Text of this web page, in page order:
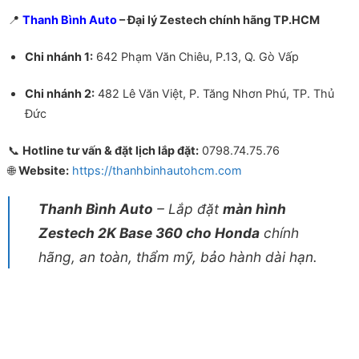
📍 Thanh Bình Auto– Đại lý Zestech chính hãng TP.HCM
Chi nhánh 1:642 Phạm Văn Chiêu, P.13, Q. Gò Vấp
Chi nhánh 2:482 Lê Văn Việt, P. Tăng Nhơn Phú, TP. Thủ
Đức
📞 Hotline tư vấn & đặt lịch lắp đặt: 0798.74.75.76
🌐Website: https://thanhbinhautohcm.com
Thanh Bình Auto – Lắp đặt màn hình
Zestech 2K Base 360 cho Honda chính
hãng, an toàn, thẩm mỹ, bảo hành dài hạn.